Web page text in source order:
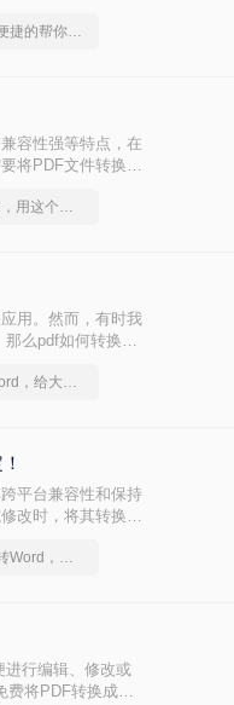
么转换成word呢？
一个方法，轻松便捷的帮你搞定pdf转word！
容性强等特点，在
将PDF文件转换为
PDF怎么转Word，用这个方法试试
用。然而，有时我
么pdf如何转换成
pdf在线转换成word，给大家安利一下
平台兼容性和保持
改时，将其转换为
一分钟搞定PDF转Word，这2种简单方法，任意选择
进行编辑、修改或
费将PDF转换成